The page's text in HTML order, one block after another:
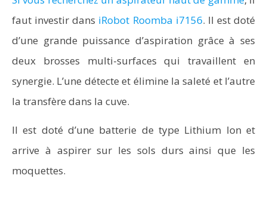
faut investir dans iRobot Roomba i7156. Il est doté
d’une grande puissance d’aspiration grâce à ses
deux brosses multi-surfaces qui travaillent en
synergie. L’une détecte et élimine la saleté et l’autre
la transfère dans la cuve.
Il est doté d’une batterie de type Lithium Ion et
arrive à aspirer sur les sols durs ainsi que les
moquettes.